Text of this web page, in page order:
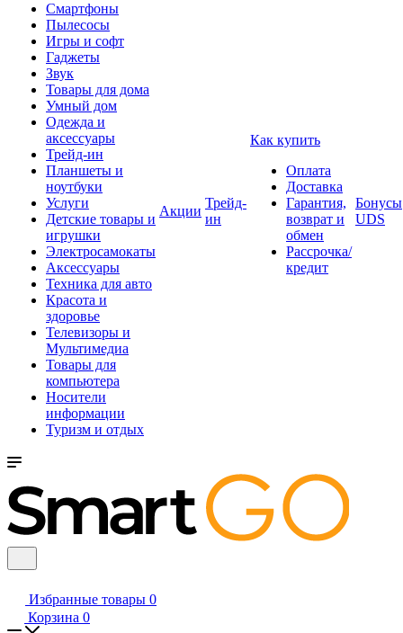
Смартфоны
Пылесосы
Игры и софт
Гаджеты
Звук
Товары для дома
Умный дом
Одежда и
аксессуары
Трейд-ин
Планшеты и
ноутбуки
Услуги
Детские товары и
игрушки
Электросамокаты
Аксессуары
Техника для авто
Красота и
здоровье
Телевизоры и
Мультимедиа
Товары для
компьютера
Носители
информации
Туризм и отдых
Акции
Трейд-
ин
Как купить
Оплата
Доставка
Гарантия,
возврат и
обмен
Рассрочка/
кредит
Бонусы
UDS
Избранные товары 0
Корзина 0